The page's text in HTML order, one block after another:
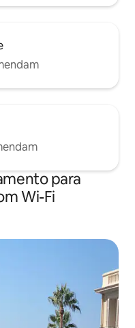
para
Wi-Fi